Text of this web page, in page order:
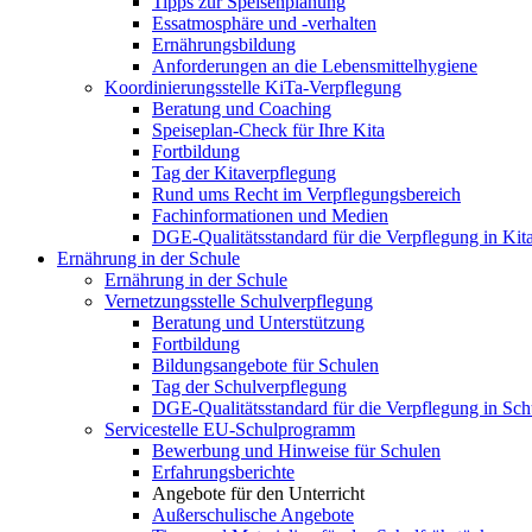
Essatmosphäre und -verhalten
Ernährungsbildung
Anforderungen an die Lebensmittelhygiene
Koordinierungsstelle KiTa-Verpflegung
Beratung und Coaching
Speiseplan-Check für Ihre Kita
Fortbildung
Tag der Kitaverpflegung
Rund ums Recht im Verpflegungsbereich
Fachinformationen und Medien
DGE-Qualitätsstandard für die Verpflegung in
Ernährung in der Schule
Ernährung in der Schule
Vernetzungsstelle Schulverpflegung
Beratung und Unterstützung
Fortbildung
Bildungsangebote für Schulen
Tag der Schulverpflegung
DGE-Qualitätsstandard für die Verpflegung in
Servicestelle EU-Schulprogramm
Bewerbung und Hinweise für Schulen
Erfahrungsberichte
Angebote für den Unterricht
Außerschulische Angebote